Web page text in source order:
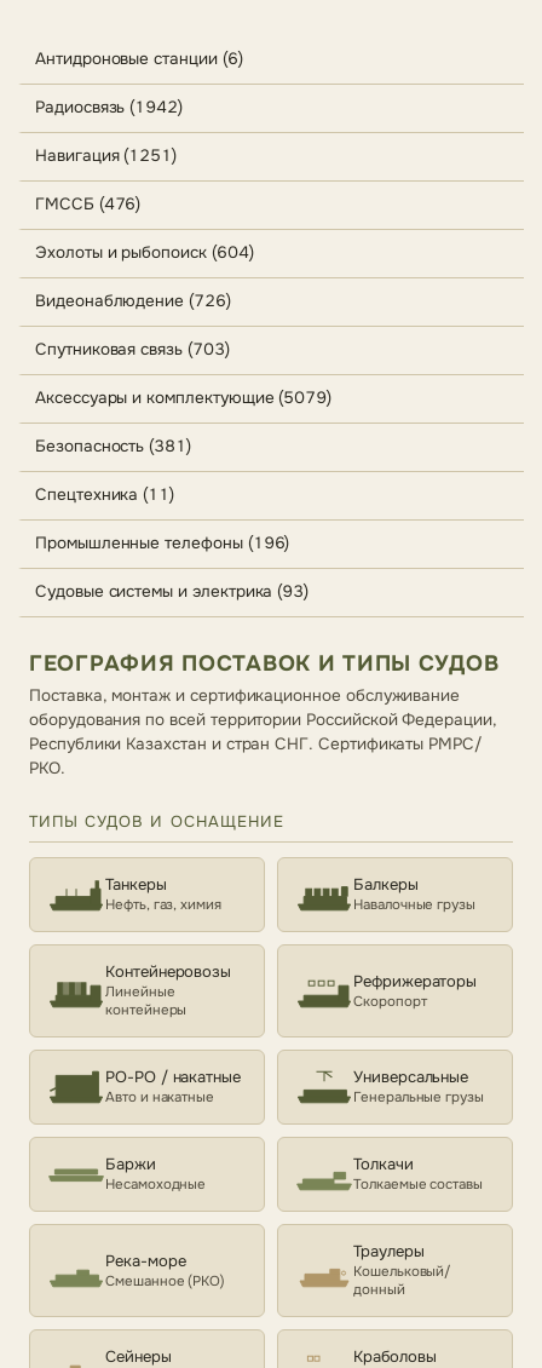
Антидроновые станции (6)
Радиосвязь (1942)
Навигация (1251)
ГМССБ (476)
Эхолоты и рыбопоиск (604)
Видеонаблюдение (726)
Спутниковая связь (703)
Аксессуары и комплектующие (5079)
Безопасность (381)
Спецтехника (11)
Промышленные телефоны (196)
Судовые системы и электрика (93)
ГЕОГРАФИЯ ПОСТАВОК И ТИПЫ СУДОВ
Поставка, монтаж и сертификационное обслуживание
оборудования по всей территории Российской Федерации,
Республики Казахстан и стран СНГ. Сертификаты РМРС/
РКО.
ТИПЫ СУДОВ И ОСНАЩЕНИЕ
Танкеры
Нефть, газ, химия
Балкеры
Навалочные грузы
Контейнеровозы
Линейные
контейнеры
Рефрижераторы
Скоропорт
РО-РО / накатные
Авто и накатные
Универсальные
Генеральные грузы
Баржи
Несамоходные
Толкачи
Толкаемые составы
Река-море
Смешанное (РКО)
Траулеры
Кошельковый/
донный
Сейнеры Краболовы